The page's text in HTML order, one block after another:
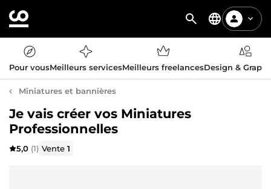
Pour vousMeilleurs servicesMeilleurs freelancesDesign &
Miniatures et bannières
Je vais créer vos Miniatures
Professionnelles
5,0 (1) Vente1